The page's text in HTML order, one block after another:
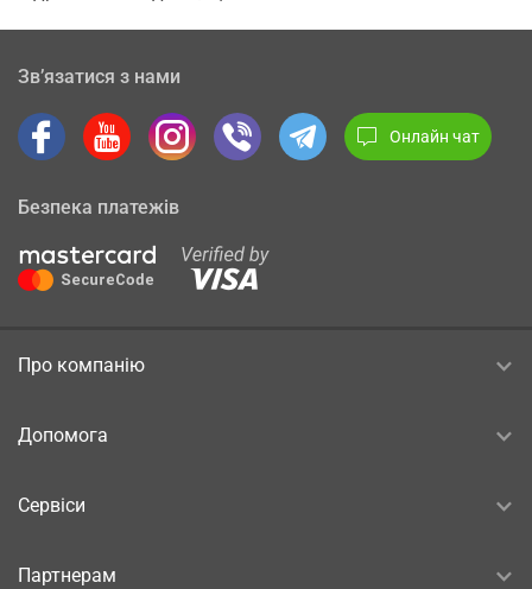
Зв’язатися з нами
Онлайн чат
Безпека платежів
Про компанію
Допомога
Сервіси
Партнерам